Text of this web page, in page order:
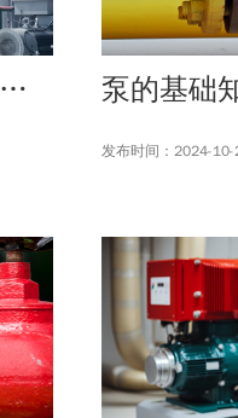
泵的基础知识:泵的定义与历史来源 泵的基础
发布时间：2024-10-